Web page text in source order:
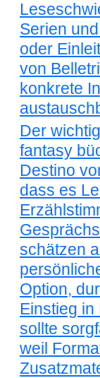
Serien
oder
von
konkrete
Der
fantasy
Destino
dass es
schätzen
Option,
Einstieg in
sollte
weil